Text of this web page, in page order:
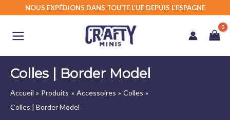
contenu
NOUS EXPÉDIONS DANS TOUTE L’UE DEPUIS L’ESPAGNE
Colles | Border Model
Accueil Produits Accessoires
Colles
Colles | Border Model